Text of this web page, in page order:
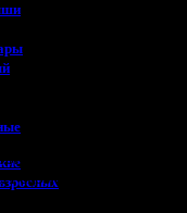
этой компании.
всем, кто